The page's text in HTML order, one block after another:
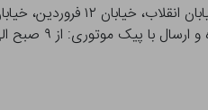
۹ صبح الی ۱۶ عصر و پنجشنبه ها تا ۱۲
بصورت حضوری از آدرس تحویل حضوری سفارش خود را بدون هیچ هزینه ای تحویل بگیرید.